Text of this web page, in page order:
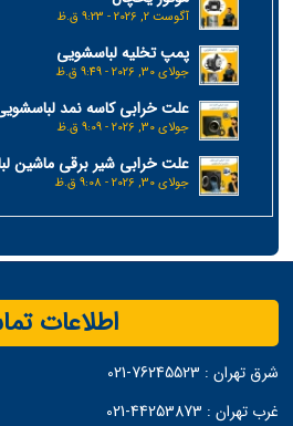
آگوست 2, 2026 - 9:23 ق.ظ
پمپ تخلیه لباسشویی
جولای 30, 2026 - 9:49 ق.ظ
علت خرابی کاسه نمد
جولای 30, 2026 - 9:09 ق.ظ
علت خرابی شیر برقی ماشین
جولای 30, 2026 - 9:08 ق.ظ
اطلاعات
شرق تهران : 76245523-021
غرب تهران : 44253873-021